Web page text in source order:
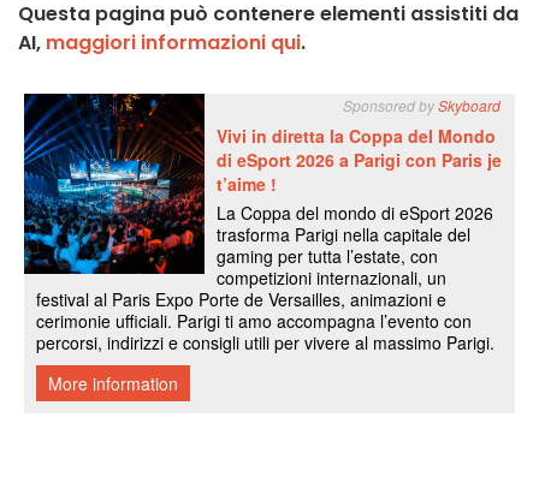
Questa pagina può contenere elementi assistiti da
AI, maggiori informazioni qui.